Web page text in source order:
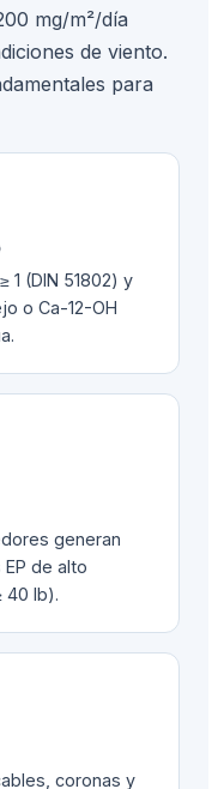
mg/m²/día
de viento.
para
1 (DIN 51802) y
o Ca-12-OH
generan
de alto
40 lb).
coronas y